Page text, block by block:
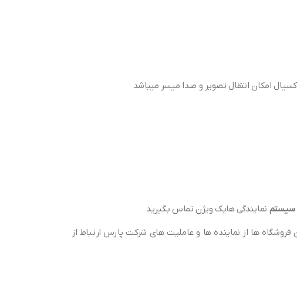
امکان انتقال تصویر و صدا میسر میباشد
سیستم نمایندگی هایک ویژن تماس بگیرید
ها از نماینده ها و عاملیت های شرکت پارس ارتباط از